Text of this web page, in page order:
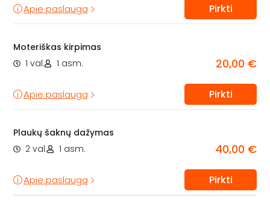
Apie paslaugą Pirkti
Moteriškas kirpimas
1 val.
1 asm. 20,00 €
Apie paslaugą Pirkti
Plaukų šaknų dažymas
2 val.
1 asm. 40,00 €
Apie paslaugą Pirkti